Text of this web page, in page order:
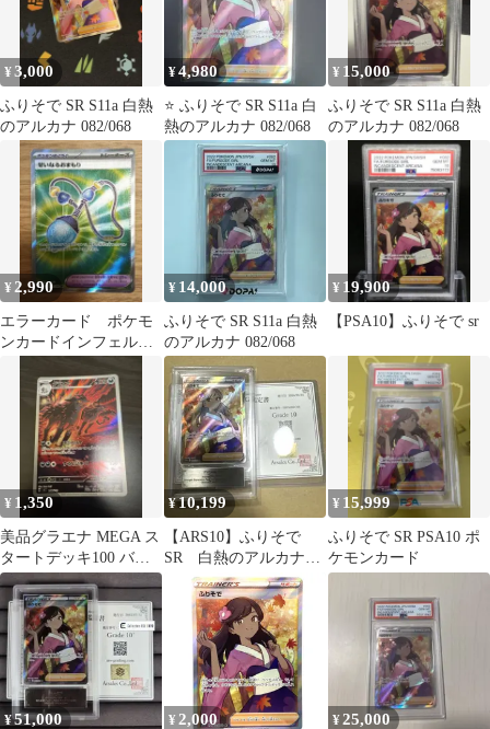
¥3,000
ふりそで SR S11a 白熱
のアルカナ 082/068
¥4,980
⭐️ ふりそで SR S11a 白
熱のアルカナ 082/068
¥ 15,000
ふりそで SR S11a 白熱
のアルカナ 082/068
¥2,990
エラーカード ポケモ
ンカードインフェルノ
SR 魂抜け
¥ 14,000
ふりそで SR S11a 白熱
のアルカナ 082/068
¥ 19,900
【PSA10】ふりそで sr
¥ 1,350
美品グラエナ MEGA ス
タートデッキ100 バト
ルコレクション 753/742
¥10,199
【ARS10】ふりそで
SR 白熱のアルカナ
082/068 鑑定書付き
¥ 15,999
ふりそで SR PSA10 ポ
ケモンカード
¥51,000 ¥ 2,000 ¥25,000